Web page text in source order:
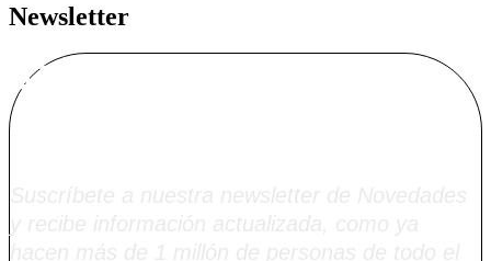
Newsletter
Alta Boletín